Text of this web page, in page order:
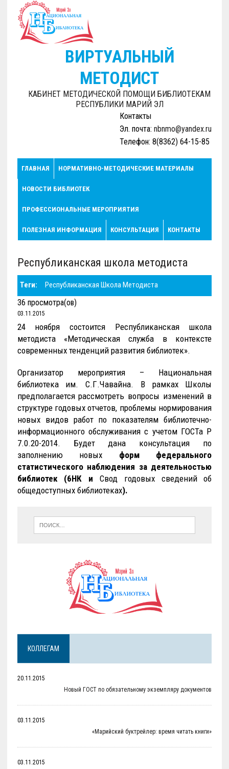
ВИРТУАЛЬНЫЙ
МЕТОДИСТ
КАБИНЕТ МЕТОДИЧЕСКОЙ ПОМОЩИ БИБЛИОТЕКАМ
РЕСПУБЛИКИ МАРИЙ ЭЛ
Контакты
Эл. почта:nbnmo@yandex.ru
Телефон: 8(8362) 64-15-85
ГЛАВНАЯ НОРМАТИВНО-МЕТОДИЧЕСКИЕ МАТЕРИАЛЫ
НОВОСТИ БИБЛИОТЕК
ПРОФЕССИОНАЛЬНЫЕ МЕРОПРИЯТИЯ
ПОЛЕЗНАЯ ИНФОРМАЦИЯ КОНСУЛЬТАЦИЯ КОНТАКТЫ
Республиканская школа методиста
Теги: Республиканская Школа Методиста
36 просмотра(ов)
03.11.2015
24 ноября состоится Республиканская школа
методиста «Методическая служба в контексте
современных тенденций развития библиотек».
Организатор мероприятия – Национальная
библиотека им. С.Г.Чавайна. В рамках Школы
предполагается рассмотреть вопросы изменений в
структуре годовых отчетов, проблемы нормирования
новых видов работ по показателям библиотечно-
информационного обслуживания с учетом ГОСТа Р
7.0.20-2014. Будет дана консультация по
заполнению новых форм федерального
статистического наблюдения за деятельностью
библиотек (6НК и Свод годовых сведений об
общедоступных библиотеках).
КОЛЛЕГАМ
20.11.2015
Новый ГОСТ по обязательному экземпляру документов
03.11.2015
«Марийский буктрейлер: время читать книги»
03.11.2015